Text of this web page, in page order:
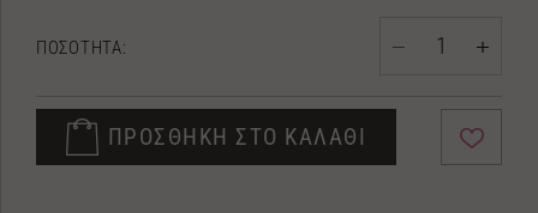
ΠΟΣΟΤΗΤΑ:
ΠΡΟΣΘΗΚΗ ΣΤΟ ΚΑΛΑΘΙ